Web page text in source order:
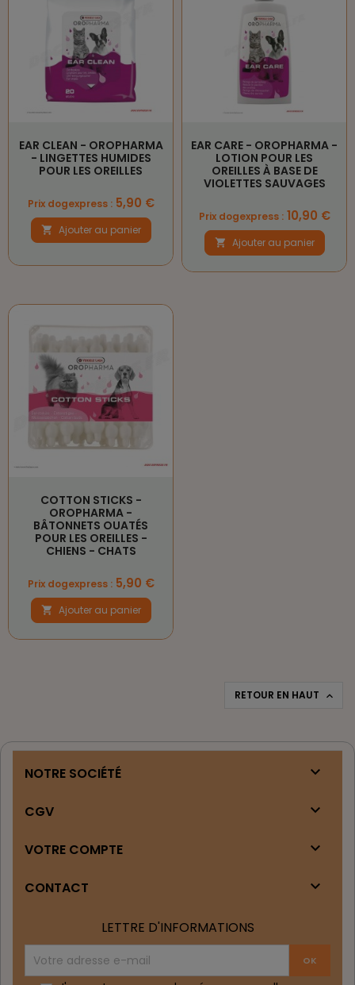
EAR CLEAN - OROPHARMA
- LINGETTES HUMIDES
POUR LES OREILLES
Prix
Prix dogexpress :5,90 €
 Ajouter au panier
EAR CARE - OROPHARMA -
LOTION POUR LES
OREILLES À BASE DE
VIOLETTES SAUVAGES
Prix
Prix dogexpress :10,90 €
 Ajouter au panier
COTTON STICKS -
OROPHARMA -
BÂTONNETS OUATÉS
POUR LES OREILLES -
CHIENS - CHATS
Prix
Prix dogexpress :5,90 €
 Ajouter au panier
RETOUR EN HAUT 
NOTRE SOCIÉTÉ 
CGV 
VOTRE COMPTE 
CONTACT 
LETTRE D'INFORMATIONS